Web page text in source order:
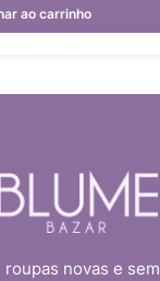
ao carrinho
novas e